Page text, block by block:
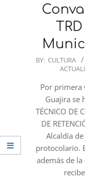
2023-
BY: CULTURA
Por primera
Guajira se
TÉCNICO DE
DE
Alcaldía
protocolario.
además de